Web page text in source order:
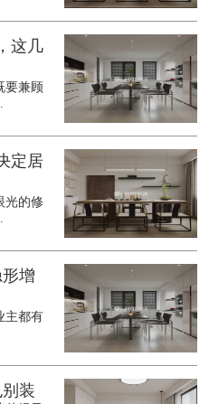
这几
要兼顾
定居
光的修
增
主都有
装